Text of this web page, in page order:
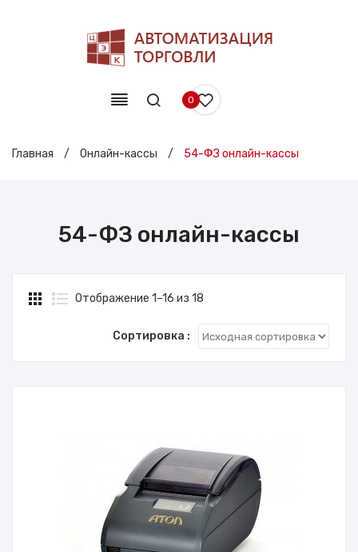
0
Главная / Онлайн-кассы / 54-ФЗ онлайн-кассы
54-ФЗ онлайн-кассы
Отображение 1–16 из 18
Сортировка :